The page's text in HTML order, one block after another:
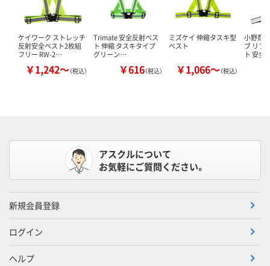
ケイワーク ストレッチ
反射安全ベスト2枚組
フリー RW-2…
￥1,242～（税込）
Trimate 安全反射ベス
ト 伸縮 タスキタイプ
グリーン…
￥616（税込）
ミズケイ 伸縮タスキ型
ベスト
￥1,066～（税込）
小野商
ブ リフ
ト 安全
アスクルについて
お気軽にご質問ください。
新規会員登録
ログイン
ヘルプ